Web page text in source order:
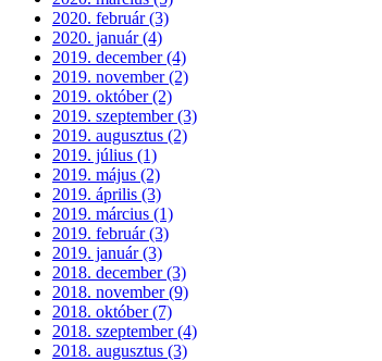
2020. február (3)
2020. január (4)
2019. december (4)
2019. november (2)
2019. október (2)
2019. szeptember (3)
2019. augusztus (2)
2019. július (1)
2019. május (2)
2019. április (3)
2019. március (1)
2019. február (3)
2019. január (3)
2018. december (3)
2018. november (9)
2018. október (7)
2018. szeptember (4)
2018. augusztus (3)